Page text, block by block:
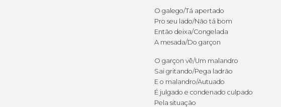
O galego/Tá apertado
Pro seu lado/Não tá bom
Então deixa/Congelada
A mesada/Do garçon
O garçon vê/Um malandro
Sai gritando/Pega ladrão
E o malandro/Autuado
É julgado e condenado culpado
Pela situação